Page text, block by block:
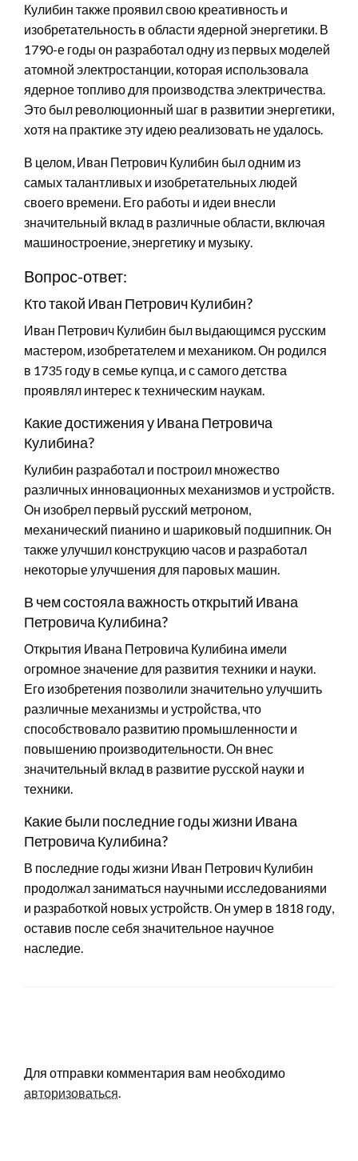
Кулибин также проявил свою креативность и
изобретательность в области ядерной энергетики. В
1790-е годы он разработал одну из первых моделей
атомной электростанции, которая использовала
ядерное топливо для производства электричества.
Это был революционный шаг в развитии энергетики,
хотя на практике эту идею реализовать не удалось.
В целом, Иван Петрович Кулибин был одним из
самых талантливых и изобретательных людей
своего времени. Его работы и идеи внесли
значительный вклад в различные области, включая
машиностроение, энергетику и музыку.
Вопрос-ответ:
Кто такой Иван Петрович Кулибин?
Иван Петрович Кулибин был выдающимся русским
мастером, изобретателем и механиком. Он родился
в 1735 году в семье купца, и с самого детства
проявлял интерес к техническим наукам.
Какие достижения у Ивана Петровича
Кулибина?
Кулибин разработал и построил множество
различных инновационных механизмов и устройств.
Он изобрел первый русский метроном,
механический пианино и шариковый подшипник. Он
также улучшил конструкцию часов и разработал
некоторые улучшения для паровых машин.
В чем состояла важность открытий Ивана
Петровича Кулибина?
Открытия Ивана Петровича Кулибина имели
огромное значение для развития техники и науки.
Его изобретения позволили значительно улучшить
различные механизмы и устройства, что
способствовало развитию промышленности и
повышению производительности. Он внес
значительный вклад в развитие русской науки и
техники.
Какие были последние годы жизни Ивана
Петровича Кулибина?
В последние годы жизни Иван Петрович Кулибин
продолжал заниматься научными исследованиями
и разработкой новых устройств. Он умер в 1818 году,
оставив после себя значительное научное
наследие.
Для отправки комментария вам необходимо
авторизоваться.